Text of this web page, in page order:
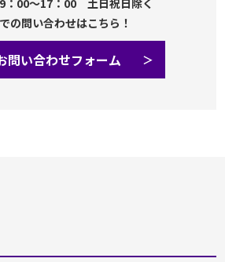
00～17：00 土日祝日除く
の問い合わせはこちら！
問い合わせフォーム